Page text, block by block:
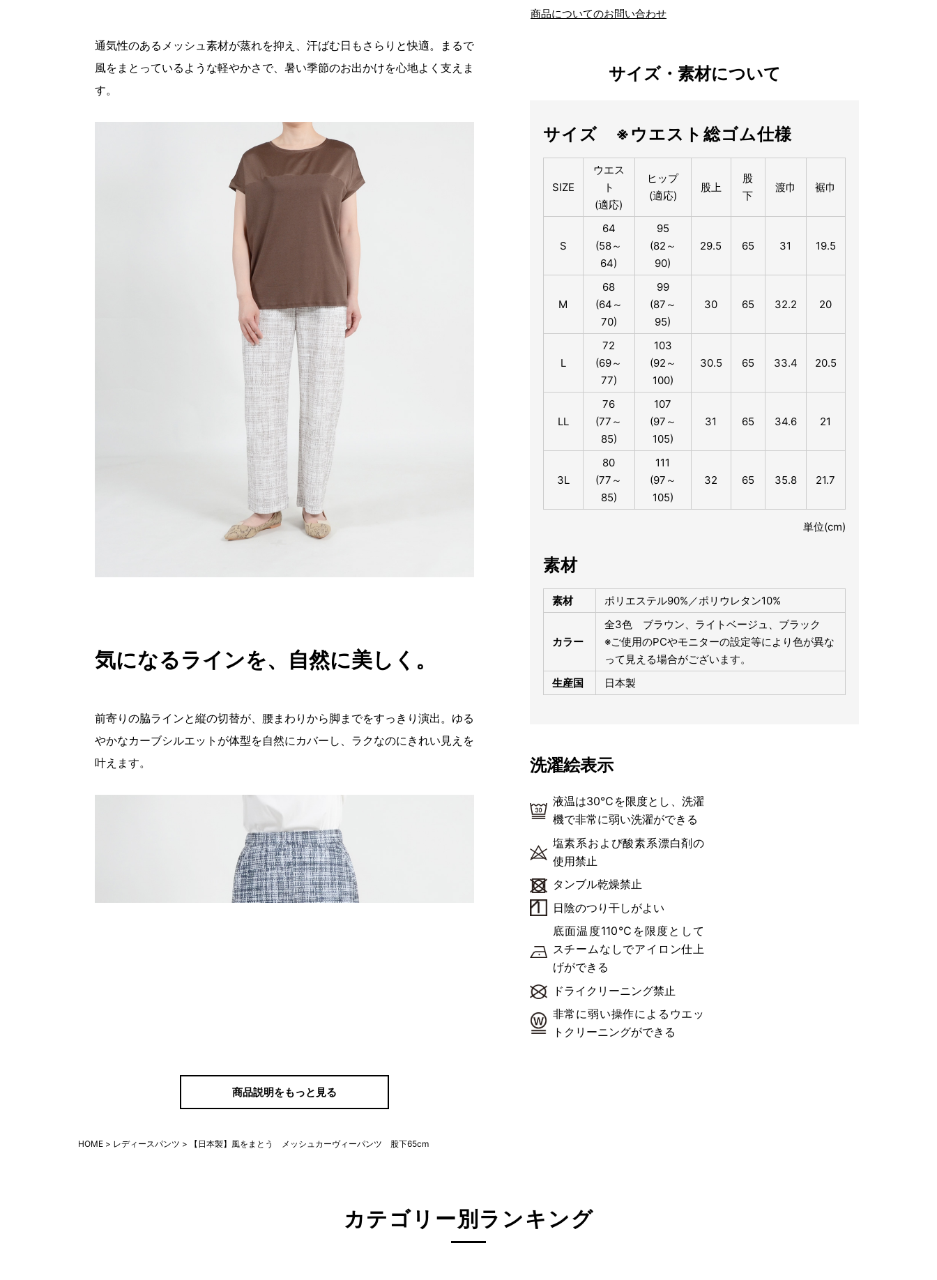
通気性のあるメッシュ素材が蒸れを抑え、汗ばむ日もさらりと快適。まるで
風をまとっているような軽やかさで、暑い季節のお出かけを心地よく支えま
す。
気になるラインを、自然に美しく。
前寄りの脇ラインと縦の切替が、腰まわりから脚までをすっきり演出。ゆる
やかなカーブシルエットが体型を自然にカバーし、ラクなのにきれい見えを
叶えます。
商品についてのお問い合わせ
サイズ・素材について
サイズ ※ウエスト総ゴム仕様
SIZE
ウエス
ト
(適応)
ヒップ
(適応)
股上
股
下
渡巾 裾巾
S
64
(58～
64)
95
(82～
90)
29.5 65 31 19.5
M
68
(64～
70)
99
(87～
95)
30 65 32.2 20
L
72
(69～
77)
103
(92～
100)
30.5 65 33.4 20.5
LL
76
(77～
85)
107
(97～
105)
31 65 34.6 21
3L
80
(77～
85)
111
(97～
105)
32 65 35.8 21.7
単位(cm)
素材
素材 ポリエステル90%／ポリウレタン10%
カラー
全3色 ブラウン、ライトベージュ、ブラック
※ご使用のPCやモニターの設定等により色が異な
って見える場合がございます。
生産国
日本製
洗濯絵表示
液温は30℃を限度とし、洗濯
機で非常に弱い洗濯ができる
塩素系および酸素系漂白剤の
使用禁止
タンブル乾燥禁止
日陰のつり干しがよい
底面温度110℃を限度として
スチームなしでアイロン仕上
げができる
ドライクリーニング禁止
非常に弱い操作によるウエッ
トクリーニングができる
商品説明をもっと見る
HOME レディースパンツ 【日本製】風をまとう メッシュカーヴィーパンツ 股下65cm
カテゴリー別ランキング